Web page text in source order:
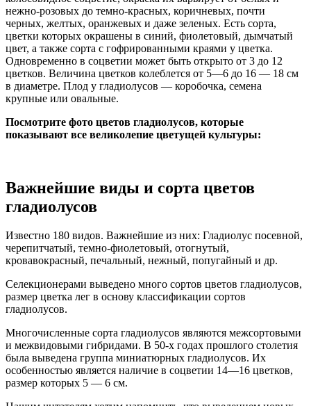
нежно-розовых до темно-красных, коричневых, почти
черных, желтых, оранжевых и даже зеленых. Есть сорта,
цветки которых окрашены в синий, фиолетовый, дымчатый
цвет, а также сорта с гофрированными краями у цветка.
Одновременно в соцветии может быть открыто от 3 до 12
цветков. Величина цветков колеблется от 5—6 до 16 — 18 см
в диаметре. Плод у гладиолусов — коробочка, семена
крупные или овальные.
Посмотрите фото цветов гладиолусов, которые
показывают все великолепие цветущей культуры:
Важнейшие виды и сорта цветов
гладиолусов
Известно 180 видов. Важнейшие из них: Гладиолус посевной,
черепитчатый, темно-фиолетовый, отогнутый,
кровавокрасный, печальный, нежный, попугайный и др.
Селекционерами выведено много сортов цветов гладиолусов,
размер цветка лег в основу классификации сортов
гладиолусов.
Многочисленные сорта гладиолусов являются межсортовыми
и межвидовыми гибридами. В 50-х годах прошлого столетия
была выведена группа миниатюрных гладиолусов. Их
особенностью является наличие в соцветии 14—16 цветков,
размер которых 5 — 6 см.